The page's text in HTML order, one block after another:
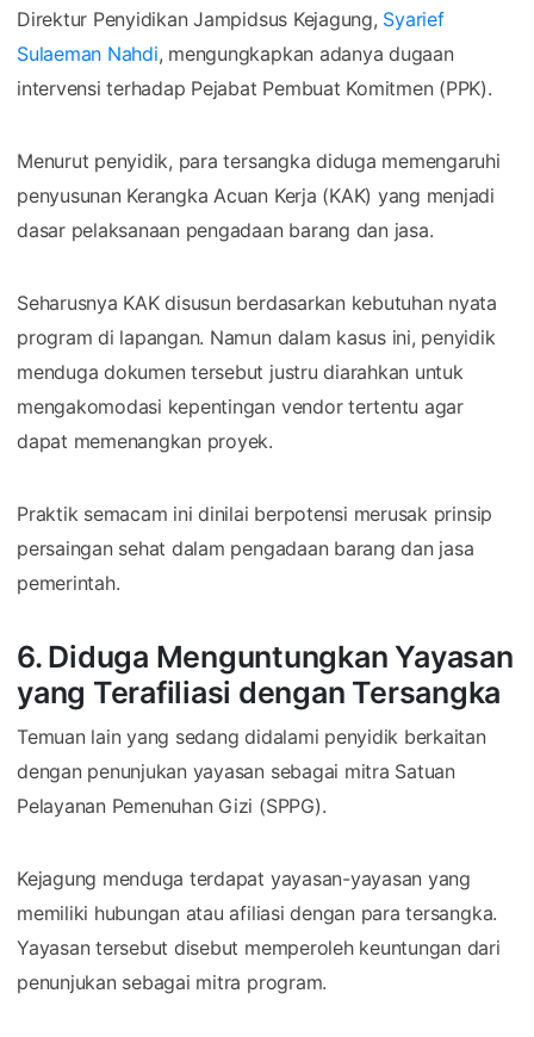
Direktur Penyidikan Jampidsus Kejagung, Syarief
Sulaeman Nahdi, mengungkapkan adanya dugaan
intervensi terhadap Pejabat Pembuat Komitmen (PPK).
Menurut penyidik, para tersangka diduga memengaruhi
penyusunan Kerangka Acuan Kerja (KAK) yang menjadi
dasar pelaksanaan pengadaan barang dan jasa.
Seharusnya KAK disusun berdasarkan kebutuhan nyata
program di lapangan. Namun dalam kasus ini, penyidik
menduga dokumen tersebut justru diarahkan untuk
mengakomodasi kepentingan vendor tertentu agar
dapat memenangkan proyek.
Praktik semacam ini dinilai berpotensi merusak prinsip
persaingan sehat dalam pengadaan barang dan jasa
pemerintah.
6. Diduga Menguntungkan Yayasan
yang Terafiliasi dengan Tersangka
Temuan lain yang sedang didalami penyidik berkaitan
dengan penunjukan yayasan sebagai mitra Satuan
Pelayanan Pemenuhan Gizi (SPPG).
Kejagung menduga terdapat yayasan-yayasan yang
memiliki hubungan atau afiliasi dengan para tersangka.
Yayasan tersebut disebut memperoleh keuntungan dari
penunjukan sebagai mitra program.